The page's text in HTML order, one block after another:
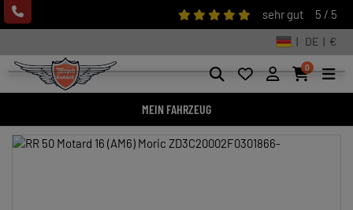
sehr gut 5 / 5
| DE | €
0
MEIN FAHRZEUG